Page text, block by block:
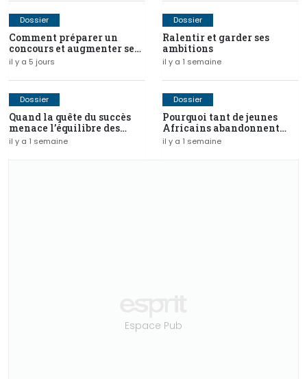
Espace Pub
Dossier
Comment préparer un
concours et augmenter ses
chances de réussite ?
il y a 5 jours
Dossier
Ralentir et garder ses
ambitions
il y a 1 semaine
Dossier
Quand la quête du succès
menace l’équilibre des
jeunes cadres africains
il y a 1 semaine
Dossier
Pourquoi tant de jeunes
Africains abandonnent
leurs projets avant de
réussir
il y a 1 semaine